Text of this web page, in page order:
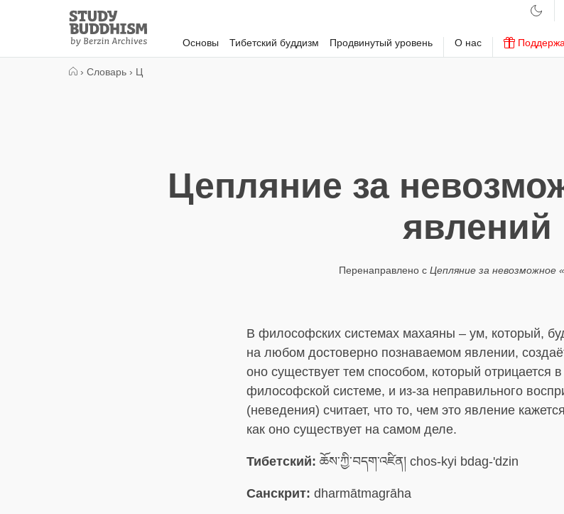
Study
Buddhism
Home
Основы Тибетский буддизм Продвинутый уровень О нас
› Словарь › Ц
Цепляние за
явлений
Перенаправлено с Цепляние за невозможное
В философских системах махаяны – ум, который,
на любом достоверно познаваемом явлении,
оно существует тем способом, который отрицается в
философской системе, и из-за неправильного
(неведения) считает, что то, чем это явление
как оно существует на самом деле.
Тибетский: ཆོས་ཀྱི་བདག་འཛིན། chos-kyi bdag-'dzin
Санскрит: dharmātmagrāha